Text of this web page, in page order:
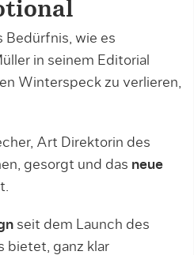
Bedürfnis, wie es
in seinem Editorial
Winterspeck zu verlieren,
Art Direktorin des
gesorgt und das neue
seit dem Launch des
bietet, ganz klar